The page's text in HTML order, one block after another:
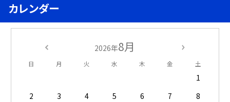
カレンダー
2026年8月
日 月 火 水 木 金 土
1
2
3 4 5 6 7
8